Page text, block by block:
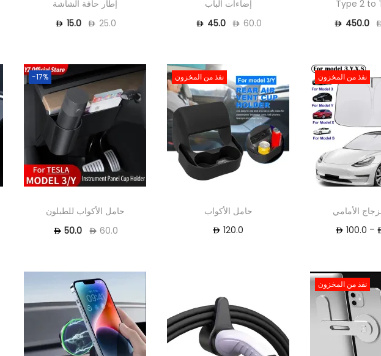
Type 2 to
450.0
إضاءات الباب
60.0
45.0
إطار حافة الشاشة
25.0
15.0
نفذ من المخزون
الأمامي
–
100.0
نفذ من المخزون
حامل الأكواب
120.0
-17%
حامل الأكواب للطبلون
60.0
50.0
نفذ من المخزون